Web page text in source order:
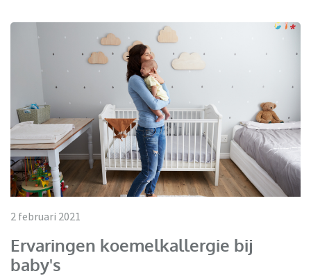
2 februari 2021
Ervaringen koemelkallergie bij
baby's